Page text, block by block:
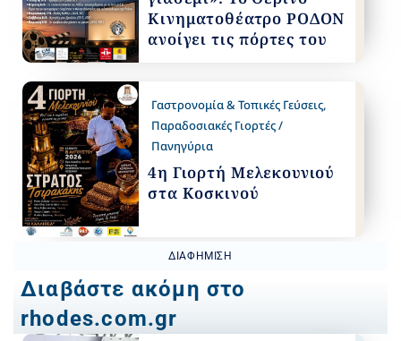
Κινηματοθέατρο ΡΟΔΟΝ
ανοίγει τις πόρτες του
Γαστρονομία & Τοπικές Γεύσεις,
Παραδοσιακές Γιορτές /
Πανηγύρια
4η Γιορτή Μελεκουνιού
στα Κοσκινού
ΔΙΑΦΉΜΙΣΗ
Διαβάστε ακόμη στο
rhodes.com.gr